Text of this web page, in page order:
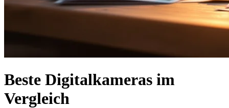
Beste Digitalkameras im
Vergleich